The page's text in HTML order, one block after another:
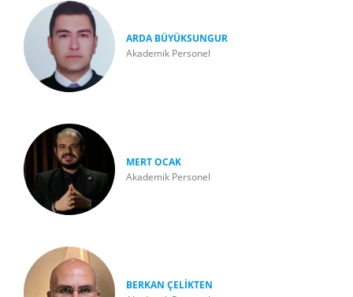
ARDA BÜYÜKSUNGUR
Akademik Personel
MERT OCAK
Akademik Personel
BERKAN ÇELİKTEN